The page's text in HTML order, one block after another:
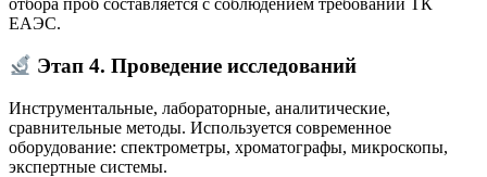
отбора проб составляется с соблюдением требований ТК
ЕАЭС.
Этап 4. Проведение исследований
Инструментальные, лабораторные, аналитические,
сравнительные методы. Используется современное
оборудование: спектрометры, хроматографы, микроскопы,
экспертные системы.